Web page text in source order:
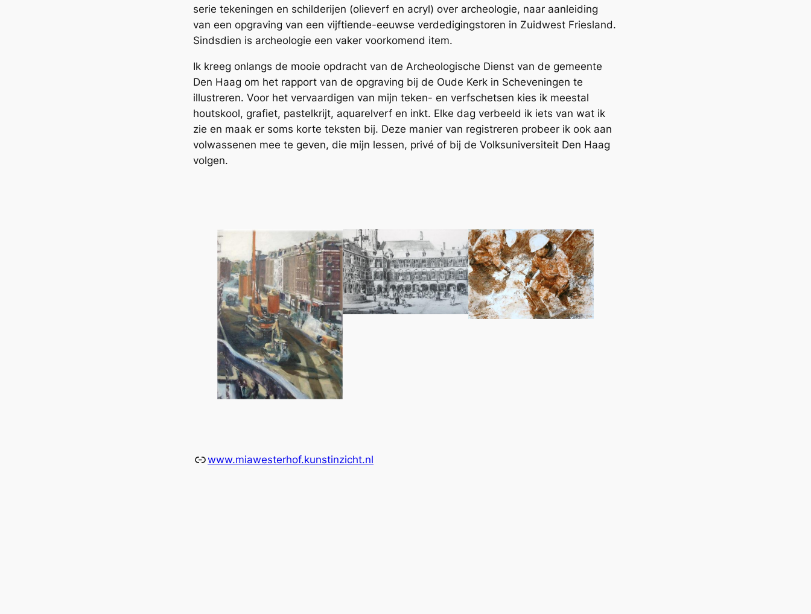
serie tekeningen en schilderijen (olieverf en acryl) over archeologie, naar aanleiding
van een opgraving van een vijftiende-eeuwse verdedigingstoren in Zuidwest Friesland.
Sindsdien is archeologie een vaker voorkomend item.
Ik kreeg onlangs de mooie opdracht van de Archeologische Dienst van de gemeente
Den Haag om het rapport van de opgraving bij de Oude Kerk in Scheveningen te
illustreren. Voor het vervaardigen van mijn teken- en verfschetsen kies ik meestal
houtskool, grafiet, pastelkrijt, aquarelverf en inkt. Elke dag verbeeld ik iets van wat ik
zie en maak er soms korte teksten bij. Deze manier van registreren probeer ik ook aan
volwassenen mee te geven, die mijn lessen, privé of bij de Volksuniversiteit Den Haag
volgen.
Linkwww.miawesterhof.kunstinzicht.nl